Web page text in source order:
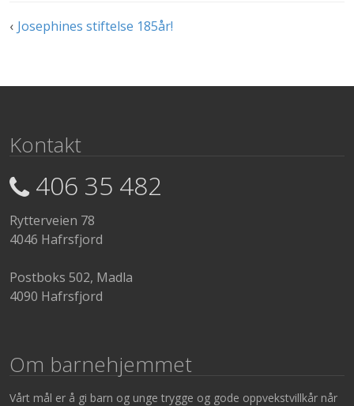
Innleggsnavigasjon
Josephines stiftelse 185år!
Kontakt
406 35 482
Rytterveien 78
4046 Hafrsfjord
Postboks 502, Madla
4090 Hafrsfjord
Om barnehjemmet
Vårt mål er å gi barn og unge trygge og gode oppvekstvillkår når